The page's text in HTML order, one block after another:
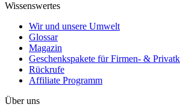
Wissenswertes
Wir und unsere Umwelt
Glossar
Magazin
Geschenkspakete für Firmen- &
Rückrufe
Affiliate Programm
Über uns